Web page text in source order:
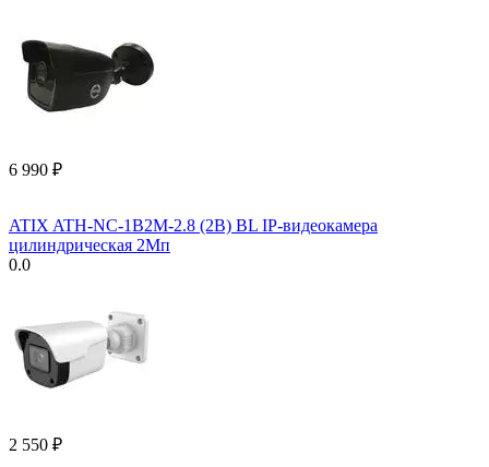
6 990 ₽
ATIX ATH-NC-1B2M-2.8 (2B) BL IP-видеокамера
цилиндрическая 2Мп
0.0
2 550 ₽